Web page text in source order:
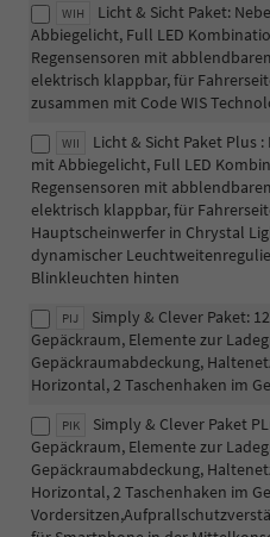
WIH
Licht & Sicht Paket:
Abbiegelicht, Full LED
Regensensoren mit
elektrisch klappbar, für
zusammen mit Code WIS
WII
Licht & Sicht Paket Plus
mit Abbiegelicht, Full LED
Regensensoren mit
elektrisch klappbar, für
Hauptscheinwerfer in Chrystal
dynamischer
Blinkleuchten hinten
PIJ
Simply & Clever Paket:
Gepäckraum, Elemente zur
Gepäckraumabdeckung,
Horizontal, 2 Taschenhaken im
PIK
Simply & Clever Paket
Gepäckraum, Elemente zur
Gepäckraumabdeckung,
Horizontal, 2 Taschenhaken im